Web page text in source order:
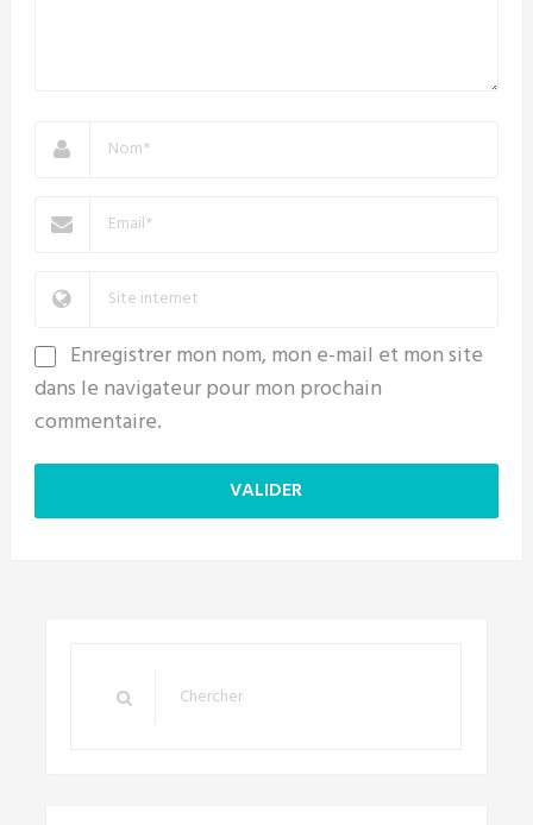
Enregistrer mon nom, mon e-mail et mon site
dans le navigateur pour mon prochain
commentaire.